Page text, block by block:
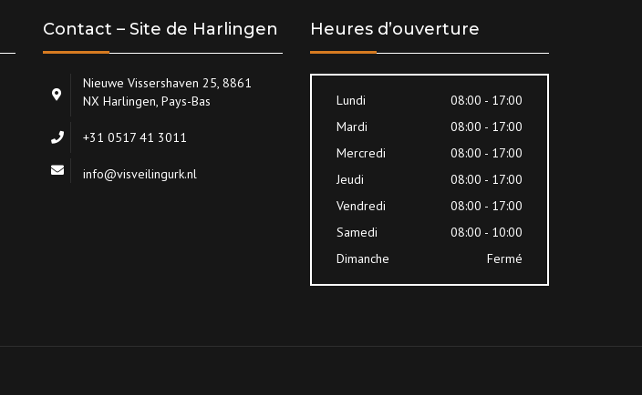
Contact – Site de Harlingen
Nieuwe Vissershaven 25, 8861
NX Harlingen, Pays-Bas
+31 0517 41 3011
info@visveilingurk.nl
Heures d’ouverture
Lundi
08:00 - 17:00
Mardi
08:00 - 17:00
Mercredi
08:00 - 17:00
Jeudi
08:00 - 17:00
Vendredi
08:00 - 17:00
Samedi
08:00 - 10:00
Dimanche
Fermé